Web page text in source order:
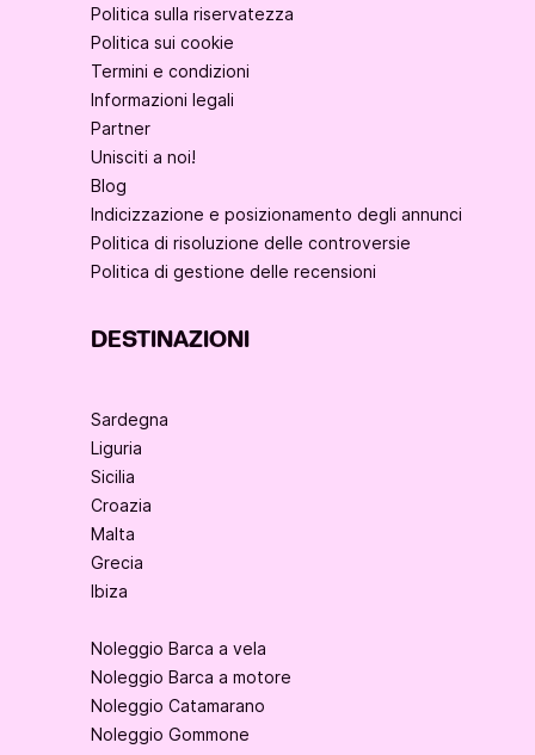
Politica sulla riservatezza
Politica sui cookie
Termini e condizioni
Informazioni legali
Partner
Unisciti a noi!
Blog
Indicizzazione e posizionamento degli annunci
Politica di risoluzione delle controversie
Politica di gestione delle recensioni
DESTINAZIONI
Sardegna
Liguria
Sicilia
Croazia
Malta
Grecia
Ibiza
Noleggio Barca a vela
Noleggio Barca a motore
Noleggio Catamarano
Noleggio Gommone